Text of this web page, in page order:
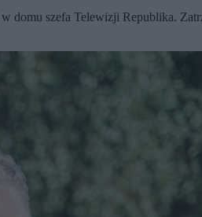
domu szefa Telewizji Republika.